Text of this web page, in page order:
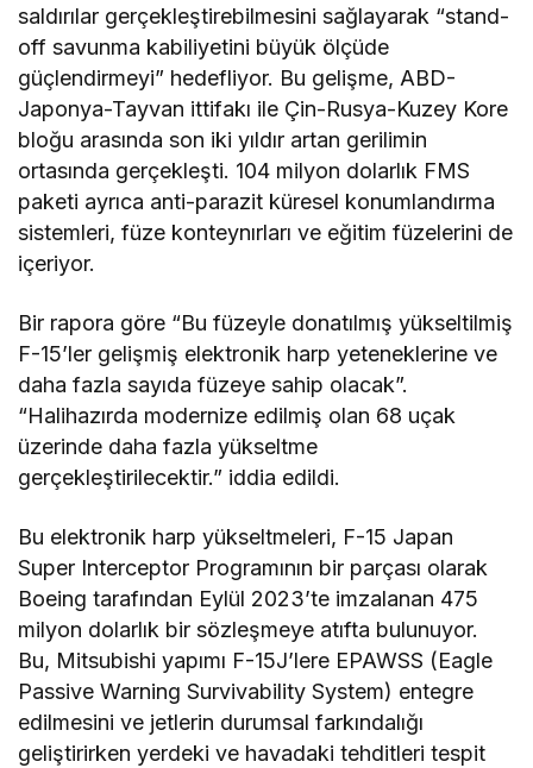
saldırılar gerçekleştirebilmesini sağlayarak “stand-
off savunma kabiliyetini büyük ölçüde
güçlendirmeyi” hedefliyor. Bu gelişme, ABD-
Japonya-Tayvan ittifakı ile Çin-Rusya-Kuzey Kore
bloğu arasında son iki yıldır artan gerilimin
ortasında gerçekleşti. 104 milyon dolarlık FMS
paketi ayrıca anti-parazit küresel konumlandırma
sistemleri, füze konteynırları ve eğitim füzelerini de
içeriyor.
Bir rapora göre “Bu füzeyle donatılmış yükseltilmiş
F-15’ler gelişmiş elektronik harp yeteneklerine ve
daha fazla sayıda füzeye sahip olacak”.
“Halihazırda modernize edilmiş olan 68 uçak
üzerinde daha fazla yükseltme
gerçekleştirilecektir.” iddia edildi.
Bu elektronik harp yükseltmeleri, F-15 Japan
Super Interceptor Programının bir parçası olarak
Boeing tarafından Eylül 2023’te imzalanan 475
milyon dolarlık bir sözleşmeye atıfta bulunuyor.
Bu, Mitsubishi yapımı F-15J’lere EPAWSS (Eagle
Passive Warning Survivability System) entegre
edilmesini ve jetlerin durumsal farkındalığı
geliştirirken yerdeki ve havadaki tehditleri tespit